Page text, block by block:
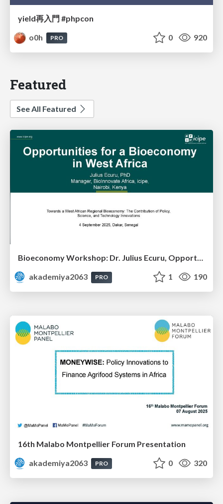
yield再入門 #phpcon
o0h
PRO 0 920
Featured
See All Featured
Bioeconomy Workshop: Dr. Julius Ecuru, Opportunities for a Bioeconomy in West Africa
akademiya2063
PRO 1 190
16th Malabo Montpellier Forum Presentation
akademiya2063
PRO 0 320